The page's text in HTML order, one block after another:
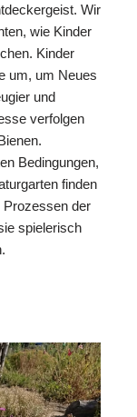
Wir
wie Kinder
Kinder
um, um Neues
und
verfolgen
Bedingungen,
finden
Prozessen der
spielerisch